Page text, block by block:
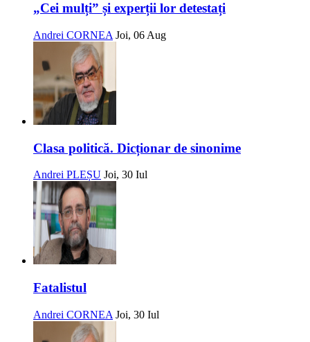
„Cei mulți” și experții lor detestați
Andrei CORNEA Joi, 06 Aug
Clasa politică. Dicționar de sinonime
Andrei PLEȘU Joi, 30 Iul
Fatalistul
Andrei CORNEA Joi, 30 Iul